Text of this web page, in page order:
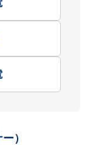
）